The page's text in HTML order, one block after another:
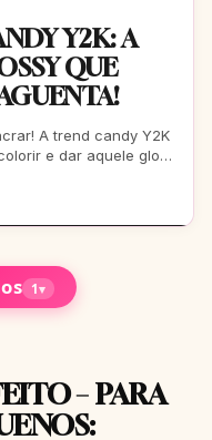
Y2K: A
QUE
A trend candy Y2K
e dar aquele glow
1▾
– PARA